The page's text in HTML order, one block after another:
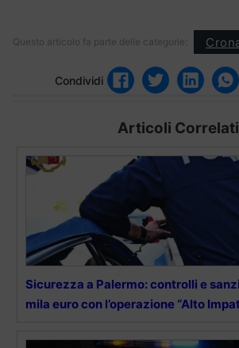
Questo articolo fa parte delle categorie:
Condividi
Articoli Correlati
Sicurezza a Palermo: controlli e
mila euro con l’operazione “Alto